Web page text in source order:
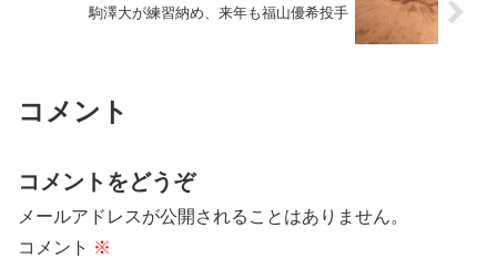
駒澤大が練習納め、来年も福山優希投手
コメント
コメントをどうぞ
メールアドレスが公開されることはありません。
コメント ※